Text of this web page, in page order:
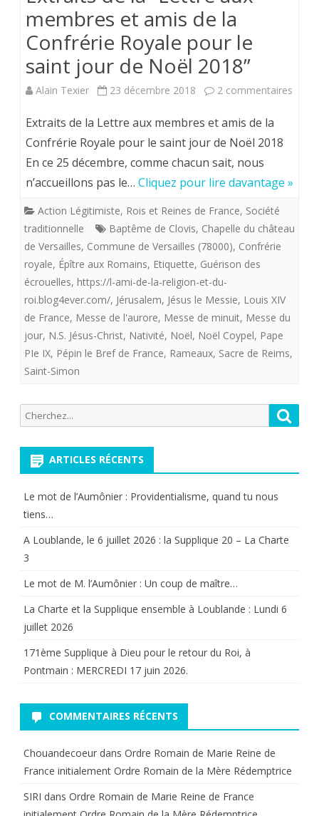
membres et amis de la
Confrérie Royale pour le
saint jour de Noël 2018”
Alain Texier 23 décembre 2018 2 commentaires
Extraits de la Lettre aux membres et amis de la
Confrérie Royale pour le saint jour de Noël 2018
En ce 25 décembre, comme chacun sait, nous
n’accueillons pas le… Cliquez pour lire davantage »
Action Légitimiste, Rois et Reines de France, Société
traditionnelle
Baptême de Clovis, Chapelle du château
de Versailles, Commune de Versailles (78000), Confrérie
royale, Épître aux Romains, Etiquette, Guérison des
écrouelles, https://l-ami-de-la-religion-et-du-
roi.blog4ever.com/, Jérusalem, Jésus le Messie, Louis XIV
de France, Messe de l'aurore, Messe de minuit, Messe du
jour, N.S. Jésus-Christ, Nativité, Noël, Noël Coypel, Pape
PIe IX, Pépin le Bref de France, Rameaux, Sacre de Reims,
Saint-Simon
Recherche
pour:
ARTICLES RÉCENTS
Le mot de l’Aumônier : Providentialisme, quand tu nous
tiens…
A Loublande, le 6 juillet 2026 : la Supplique 20 – La Charte
3
Le mot de M. l’Aumônier : Un coup de maître…
La Charte et la Supplique ensemble à Loublande : Lundi 6
juillet 2026
171ème Supplique à Dieu pour le retour du Roi, à
Pontmain : MERCREDI 17 juin 2026.
COMMENTAIRES RÉCENTS
Chouandecoeur dans Ordre Romain de Marie Reine de
France initialement Ordre Romain de la Mère Rédemptrice
SIRI dans Ordre Romain de Marie Reine de France